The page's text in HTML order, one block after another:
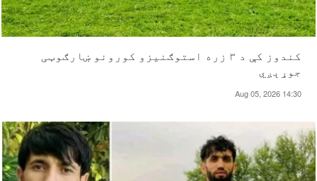
کندوز کې د ۳ زره استوګنیزو کورونو ښارګوټی
جوړېږي
Aug 05, 2026 14:30